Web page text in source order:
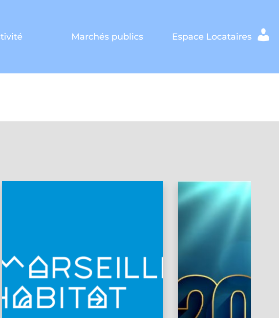
Marchés publics Espace Locataires